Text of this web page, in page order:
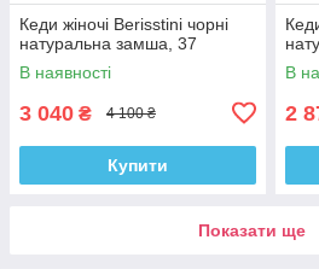
Кеди жіночі Berisstini чорні
натуральна замша, 37
В наявності
3 040 ₴ 4 100 ₴
Купити
В
2
Показати ще